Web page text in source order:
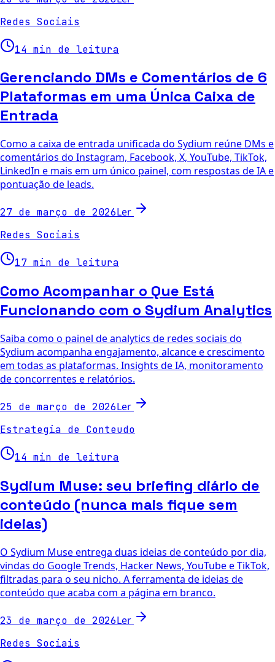
Redes Sociais
14 min de leitura
Gerenciando DMs e Comentários de 6
Plataformas em uma Única Caixa de
Entrada
Como a caixa de entrada unificada do Sydium reúne DMs e
comentários do Instagram, Facebook, X, YouTube, TikTok,
LinkedIn e mais em um único painel, com respostas de IA e
pontuação de leads.
27 de março de 2026Ler
Redes Sociais
17 min de leitura
Como Acompanhar o Que Está
Funcionando com o Sydium Analytics
Saiba como o painel de analytics de redes sociais do
Sydium acompanha engajamento, alcance e crescimento
em todas as plataformas. Insights de IA, monitoramento
de concorrentes e relatórios.
25 de março de 2026Ler
Estrategia de Conteudo
14 min de leitura
Sydium Muse: seu briefing diário de
conteúdo (nunca mais fique sem
ideias)
O Sydium Muse entrega duas ideias de conteúdo por dia,
vindas do Google Trends, Hacker News, YouTube e TikTok,
filtradas para o seu nicho. A ferramenta de ideias de
conteúdo que acaba com a página em branco.
23 de março de 2026Ler
Redes Sociais